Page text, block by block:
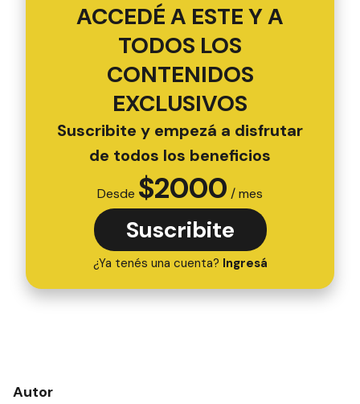
ACCEDÉ A ESTE Y A
TODOS LOS
CONTENIDOS
EXCLUSIVOS
Suscribite y empezá a disfrutar
de todos los beneficios
Desde $2000 / mes
Suscribite
¿Ya tenés una cuenta? Ingresá
Autor